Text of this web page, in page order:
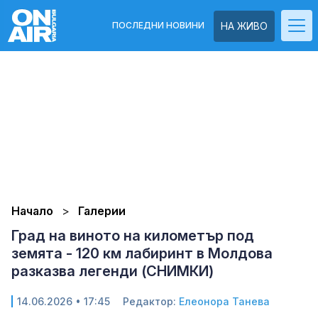
НА ЖИВО
ПОСЛЕДНИ НОВИНИ
Начало Галерии
Град на виното на километър под
земята - 120 км лабиринт в Молдова
разказва легенди (СНИМКИ)
14.06.2026 • 17:45 Редактор: Елеонора Танева